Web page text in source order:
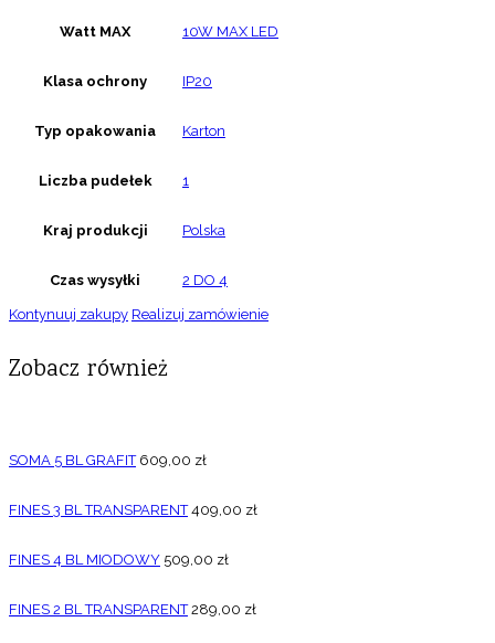
Watt MAX 10W MAX LED
Klasa ochrony IP20
Typ opakowania Karton
Liczba pudełek 1
Kraj produkcji Polska
Czas wysyłki 2 DO 4
Kontynuuj zakupy Realizuj zamówienie
Zobacz również
SOMA 5 BL GRAFIT 609,00 zł
FINES 3 BL TRANSPARENT 409,00 zł
FINES 4 BL MIODOWY 509,00 zł
FINES 2 BL TRANSPARENT 289,00 zł